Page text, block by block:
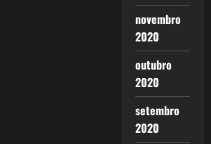
novembro
2020
outubro
2020
setembro
2020